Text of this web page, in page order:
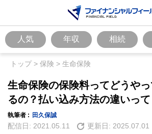
人気 年収 相続
トップ> 保険 > 生命保険
生命保険の保険料ってどうや
るの？払い込み方法の違いって
執筆者 : 田久保誠
配信日: 2021.05.11 更新日: 2025.07.01